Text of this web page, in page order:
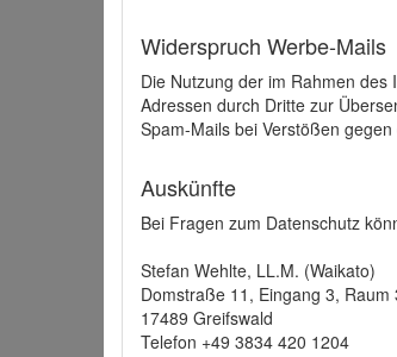
Widerspruch Werbe-Mails
Die Nutzung der im Rahmen
Adressen durch Dritte zur
Spam-Mails bei Verstößen
Auskünfte
Bei Fragen zum Datenschutz
Stefan Wehlte, LL.M. (Waikato)
Domstraße 11, Eingang 3, Raum
17489 Greifswald
Telefon +49 3834 420 1204